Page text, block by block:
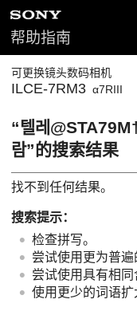
帮助指南
可更换镜头数码相机
ILCE-7RM3 α7RIII
“텔레
람”的搜索结果
找不到任何结果。
搜索提示：
检查拼写。
尝试使用更为普遍
尝试使用具有相同
使用更少的词语扩